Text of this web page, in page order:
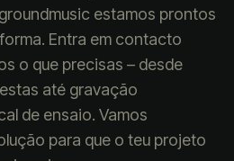
estamos prontos
Entra em contacto
o que precisas – desde
até gravação
de ensaio. Vamos
para que o teu projeto